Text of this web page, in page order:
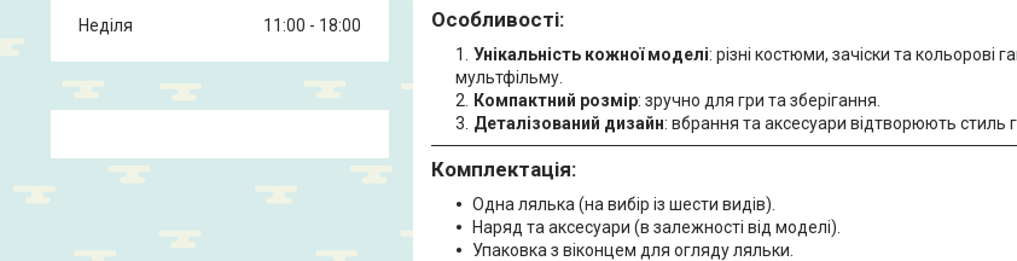
Особливості:
Унікальність кожної моделі: різні костюми, зачіски та кольорові
мультфільму.
Компактний розмір: зручно для гри та зберігання.
Деталізований дизайн: вбрання та аксесуари відтворюють стиль
Комплектація:
Одна лялька (на вибір із шести видів).
Наряд та аксесуари (в залежності від моделі).
Упаковка з віконцем для огляду ляльки.
Неділя
11:00 18:00